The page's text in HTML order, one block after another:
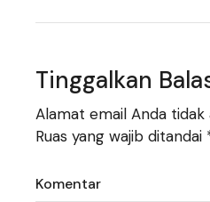
Tinggalkan
Alamat email Anda tidak
Ruas yang wajib ditandai
Komentar